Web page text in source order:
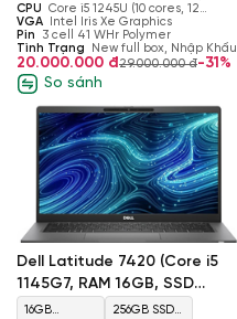
Max 32GB
SSD
Non-Touch, 400 nits, 16:9, sRGB 100%,
Anti-glare
CPU Core i5 1245U (10 cores, 12
threads, 1.60 GHz - 4.40 GHz, 12MB
Cache)
VGA
Intel Iris Xe Graphics
Pin
3 cell 41 WHr Polymer
Tình Trạng
New full box, Nhập Khẩu
20.000.000 đ29.000.000 đ-31%
So sánh
Dell Latitude 7420 (Core i5
1145G7, RAM 16GB, SSD
256GB, Intel Iris Xe Graphics,
16GB
256GB SSD